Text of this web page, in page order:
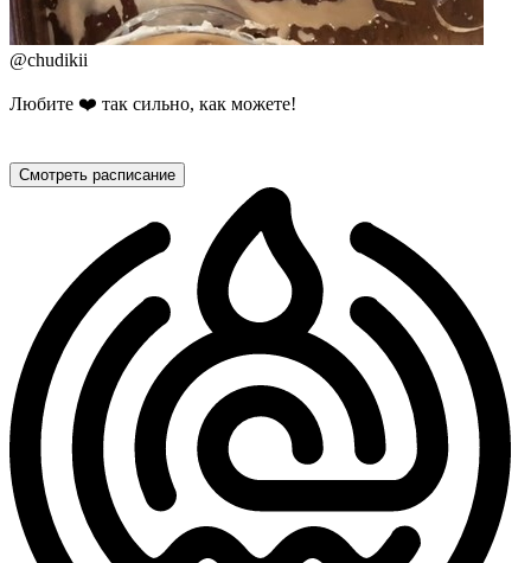
@chudikii
Любите ❤️ так сильно, как можете!
Смотреть расписание